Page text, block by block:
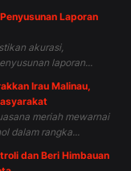
Laporan
akurasi,
laporan...
Irau Malinau,
meriah mewarnai
dalam rangka...
dan Beri Himbauan